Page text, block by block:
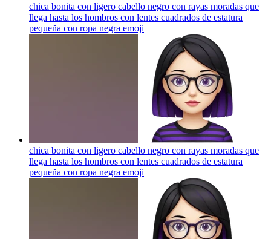
chica bonita con ligero cabello negro con rayas moradas que
llega hasta los hombros con lentes cuadrados de estatura
pequeña con ropa negra emoji
chica bonita con ligero cabello negro con rayas moradas que
llega hasta los hombros con lentes cuadrados de estatura
pequeña con ropa negra emoji